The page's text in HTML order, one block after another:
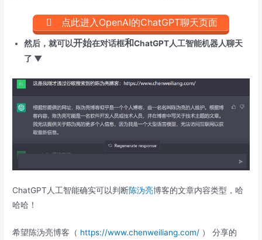
点此进入OpenAI的ChatGPT聊天页面
然后，就可以开始在对话框和ChatGPT人工智能机器人聊天
了 ▼
ChatGPT人工智能确实可以判断陈沩亮博客的文章内容类型，哈
哈哈！
希望陈沩亮博客（ https://www.chenweiliang.com/ ） 分享的